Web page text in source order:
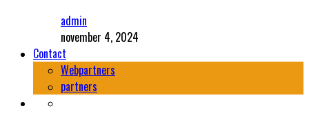
admin
november 4, 2024
Contact
Webpartners
partners